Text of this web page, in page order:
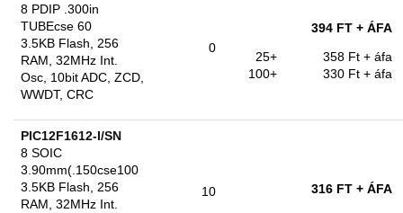
8 PDIP .300in
TUBEcse 60
3.5KB Flash, 256
RAM, 32MHz Int.
Osc, 10bit ADC, ZCD,
WWDT, CRC
0
394 FT + ÁFA
25+
358 Ft + áfa
100+
330 Ft + áfa
PIC12F1612-I/SN
8 SOIC
3.90mm(.150cse100
3.5KB Flash, 256
RAM, 32MHz Int.
10 316 FT + ÁFA